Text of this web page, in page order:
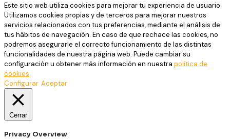
Este sitio web utiliza cookies para mejorar tu experiencia de usuario.
Utilizamos cookies propias y de terceros para mejorar nuestros
servicios relacionados con tus preferencias, mediante el análisis de
tus hábitos de navegación. En caso de que rechace las cookies, no
podremos asegurarle el correcto funcionamiento de las distintas
funcionalidades de nuestra página web. Puede cambiar su
configuración u obtener más información en nuestra política de
cookies.
Configurar Aceptar
Cerrar
Privacy Overview